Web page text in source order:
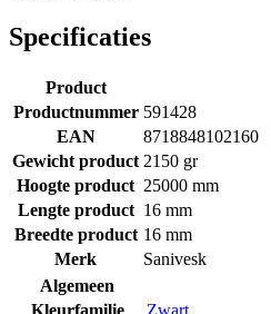
Specificaties
Product
Productnummer 591428
EAN
8718848102160
Gewicht product 2150 gr
Hoogte product 25000 mm
Lengte product 16 mm
Breedte product 16 mm
Merk
Sanivesk
Algemeen
Kleurfamilie
Zwart